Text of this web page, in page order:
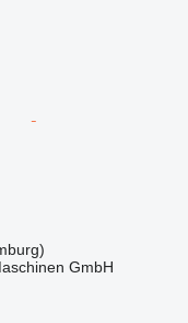
GmbH